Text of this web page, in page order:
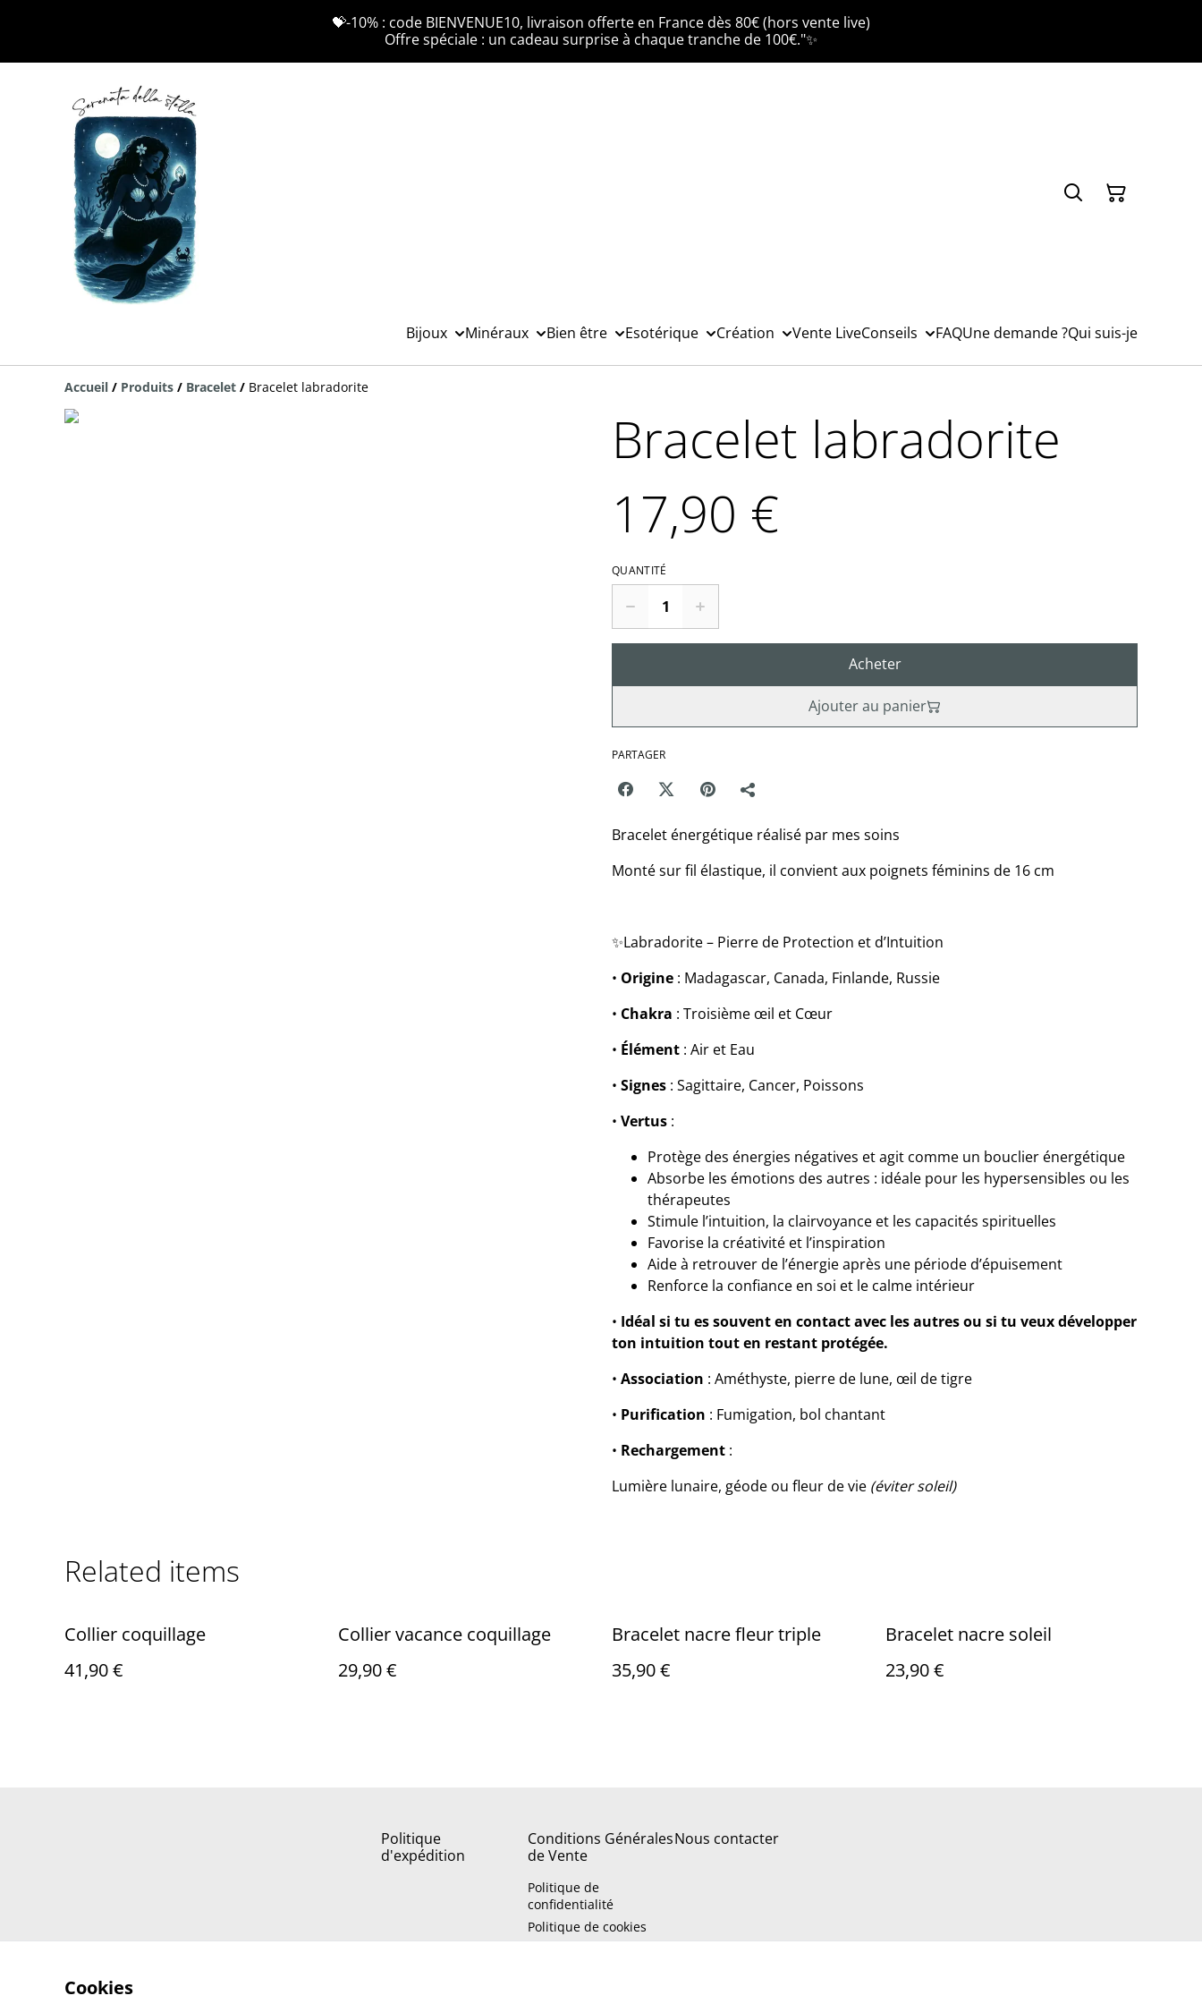
💝-10% : code BIENVENUE10, livraison offerte en France dès 80€ (hors vente live)
Offre spéciale : un cadeau surprise à chaque tranche de 100€."✨
Bijoux Minéraux Bien être Esotérique Création Vente LiveConseils FAQUne demande ?Qui suis-je
Accueil / Produits / Bracelet / Bracelet labradorite
Bracelet labradorite
17,90 €
QUANTITÉ
Acheter
Ajouter au panier
PARTAGER
Bracelet énergétique réalisé par mes soins
Monté sur fil élastique, il convient aux poignets féminins de 16 cm
✨Labradorite – Pierre de Protection et d’Intuition
• Origine : Madagascar, Canada, Finlande, Russie
• Chakra : Troisième œil et Cœur
• Élément : Air et Eau
• Signes : Sagittaire, Cancer, Poissons
• Vertus :
Protège des énergies négatives et agit comme un bouclier énergétique
Absorbe les émotions des autres : idéale pour les hypersensibles ou les
thérapeutes
Stimule l’intuition, la clairvoyance et les capacités spirituelles
Favorise la créativité et l’inspiration
Aide à retrouver de l’énergie après une période d’épuisement
Renforce la confiance en soi et le calme intérieur
• Idéal si tu es souvent en contact avec les autres ou si tu veux développer
ton intuition tout en restant protégée.
• Association : Améthyste, pierre de lune, œil de tigre
• Purification : Fumigation, bol chantant
• Rechargement :
Lumière lunaire, géode ou fleur de vie (éviter soleil)
Related items
Collier coquillage
41,90 €
Collier vacance coquillage
29,90 €
Bracelet nacre fleur triple
35,90 €
Bracelet nacre soleil
23,90 €
Politique
d'expédition
Conditions Générales
de Vente
Politique de
confidentialité
Politique de cookies
Nous contacter
Cookies